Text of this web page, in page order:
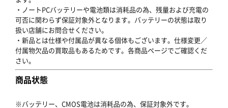
・ノートPCバッテリーや電池類は消耗品の為、残量および充電の
可否に関わらず保証対象外となります。バッテリーの状態は取り
扱い店舗にお問合せください。
・新品とは仕様や付属品が異なる個体もございます。仕様変更／
付属物欠品の買取品もあるためです。各商品ページでご確認くだ
さい。
商品状態
※バッテリー、CMOS電池は消耗品の為、保証対象外です。